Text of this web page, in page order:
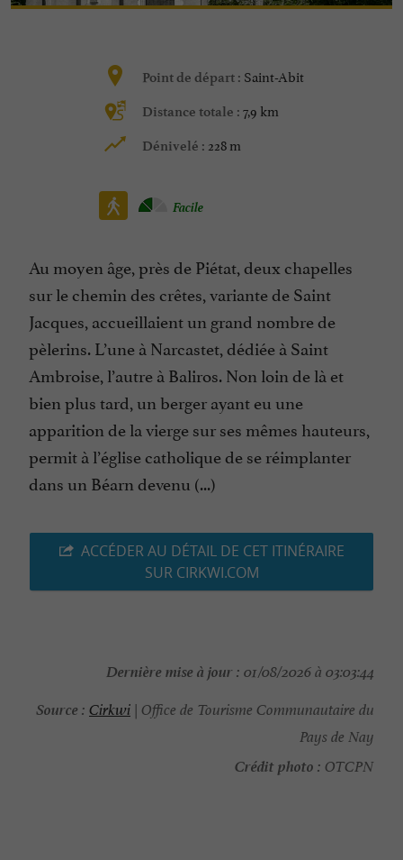
Point de départ : Saint-Abit
Distance totale : 7,9 km
Dénivelé : 228 m
Facile
Au moyen âge, près de Piétat, deux chapelles
sur le chemin des crêtes, variante de Saint
Jacques, accueillaient un grand nombre de
pèlerins. L’une à Narcastet, dédiée à Saint
Ambroise, l’autre à Baliros. Non loin de là et
bien plus tard, un berger ayant eu une
apparition de la vierge sur ses mêmes hauteurs,
permit à l’église catholique de se réimplanter
dans un Béarn devenu (...)
ACCÉDER AU DÉTAIL DE CET ITINÉRAIRE
SUR CIRKWI.COM
Dernière mise à jour : 01/08/2026 à 03:03:44
Source : Cirkwi | Office de Tourisme Communautaire du
Pays de Nay
Crédit photo : OTCPN